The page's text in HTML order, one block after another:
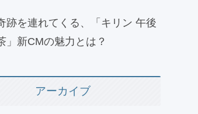
跡を連れてくる、「キリン 午後
」新CMの魅力とは？
アーカイブ